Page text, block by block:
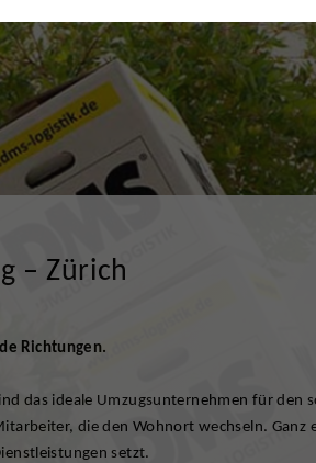
– Zürich
Richtungen.
setzt.